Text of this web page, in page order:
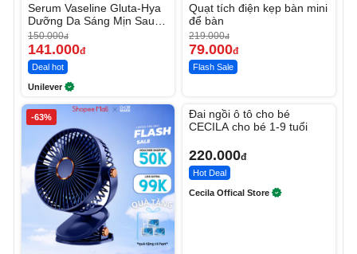
Serum Vaseline Gluta-Hya
Dưỡng Da Sáng Mịn Sau 7
Ngày
150.000đ
141.000đ
Deal hot
Unilever
Quạt tích điện kẹp bàn mini
để bàn
219.000đ
79.000đ
Flash Sale
-63%
Đai ngồi ô tô cho bé
CECILA cho bé 1-9 tuổi
220.000đ
Hot Deal
Cecila Offical Store